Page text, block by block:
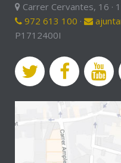
Carrer Cervantes, 16 ·
972 613 100 ·
P1712400I